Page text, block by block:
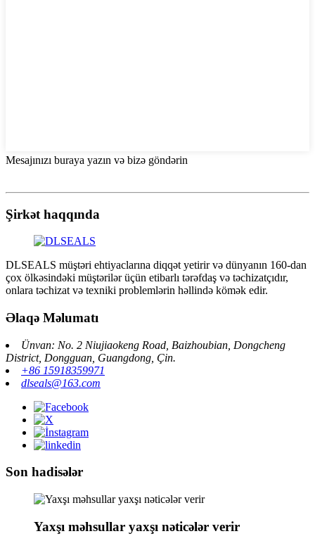
Mesajınızı buraya yazın və bizə göndərin
Şirkət haqqında
DLSEALS müştəri ehtiyaclarına diqqət yetirir və dünyanın 160-dan
çox ölkəsindəki müştərilər üçün etibarlı tərəfdaş və təchizatçıdır,
onlara təchizat və texniki problemlərin həllində kömək edir.
Əlaqə Məlumatı
Ünvan: No. 2 Niujiaokeng Road, Baizhoubian, Dongcheng
District, Dongguan, Guangdong, Çin.
+86 15918359971
dlseals@163.com
Son hadisələr
Yaxşı məhsullar yaxşı nəticələr verir